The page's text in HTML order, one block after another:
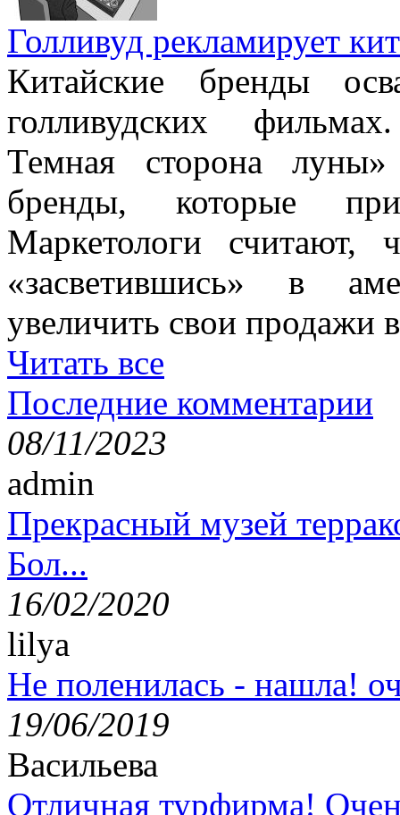
Голливуд рекламирует
Китайские бренды
голливудских
Темная сторона луны»
бренды, которые
Маркетологи считают,
«засветившись» в
увеличить свои продажи
Читать все
Последние комментарии
08/11/2023
admin
Прекрасный музей
Бол...
16/02/2020
lilya
Не поленилась - нашла!
19/06/2019
Васильева
Отличная турфирма!